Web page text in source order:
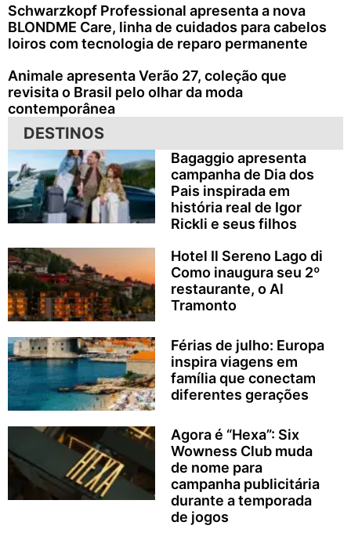
Schwarzkopf Professional apresenta a nova
BLONDME Care, linha de cuidados para cabelos
loiros com tecnologia de reparo permanente
Animale apresenta Verão 27, coleção que
revisita o Brasil pelo olhar da moda
contemporânea
DESTINOS
Bagaggio apresenta
campanha de Dia dos
Pais inspirada em
história real de Igor
Rickli e seus filhos
Hotel Il Sereno Lago di
Como inaugura seu 2º
restaurante, o Al
Tramonto
Férias de julho: Europa
inspira viagens em
família que conectam
diferentes gerações
Agora é “Hexa”: Six
Wowness Club muda
de nome para
campanha publicitária
durante a temporada
de jogos